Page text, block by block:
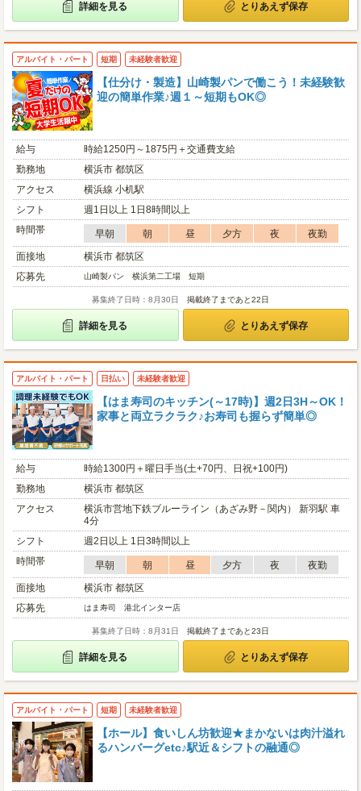
詳細を見る とりあえず保存
アルバイト・パート 短期 未経験者歓迎
【仕分け・製造】山崎製パンで働こう！未経験歓
迎の簡単作業♪週１～短期もOK◎
給与
時給1250円～1875円＋交通費支給
勤務地
横浜市 都筑区
アクセス
横浜線 小机駅
シフト
週1日以上 1日8時間以上
時間帯
早朝 朝 昼 夕方 夜
夜勤
面接地
横浜市 都筑区
応募先
山崎製パン 横浜第二工場 短期
募集終了日時：8月30日 掲載終了まであと22日
詳細を見る とりあえず保存
アルバイト・パート 日払い 未経験者歓迎
【はま寿司のキッチン(～17時)】週2日3H～OK！
家事と両立ラクラク♪お寿司も握らず簡単◎
給与
時給1300円＋曜日手当(土+70円、日祝+100円)
勤務地
横浜市 都筑区
アクセス
横浜市営地下鉄ブルーライン（あざみ野－関内） 新羽駅 車
4分
シフト
週2日以上 1日3時間以上
時間帯
早朝 朝 昼 夕方 夜
夜勤
面接地
横浜市 都筑区
応募先
はま寿司 港北インター店
募集終了日時：8月31日 掲載終了まであと23日
詳細を見る とりあえず保存
アルバイト・パート 短期 未経験者歓迎
【ホール】食いしん坊歓迎★まかないは肉汁溢れ
るハンバーグetc♪駅近＆シフトの融通◎